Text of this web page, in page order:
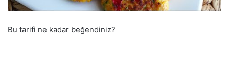
Bu tarifi ne kadar beğendiniz?